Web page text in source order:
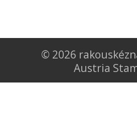
© 2026
Austria